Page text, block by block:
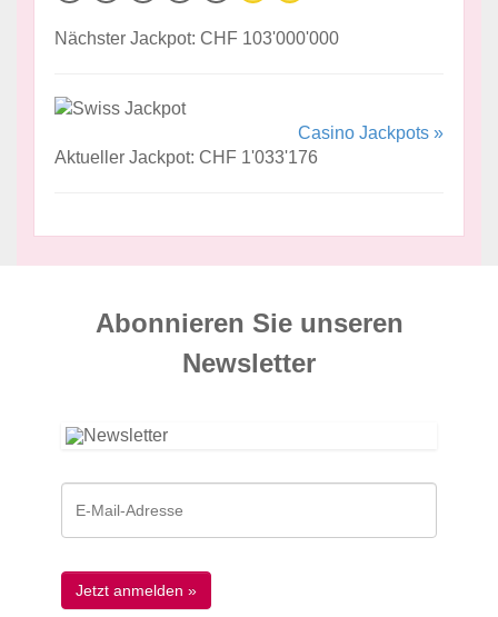
Nächster Jackpot: CHF 103'000'000
Casino Jackpots »
Aktueller Jackpot: CHF 1'033'176
Abonnieren Sie unseren
News­letter